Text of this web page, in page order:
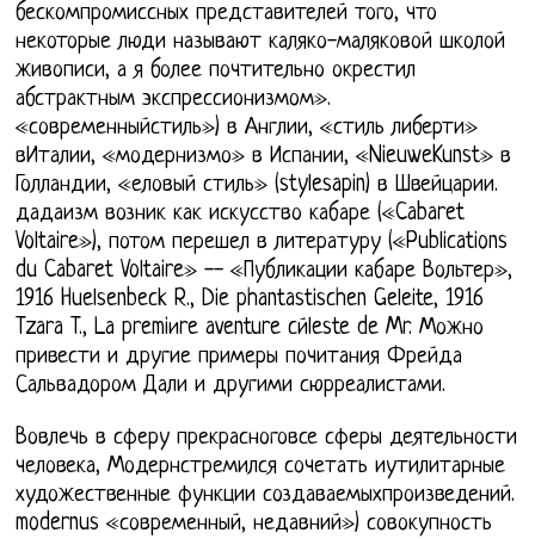
бескомпромиссных представителей того, что
некоторые люди называют каляко-маляковой школой
живописи, а я более почтительно окрестил
абстрактным экспрессионизмом».
«современныйстиль») в Англии, «стиль либерти»
вИталии, «модернизмо» в Испании, «NieuweKunst» в
Голландии, «еловый стиль» (stylesapin) в Швейцарии.
дадаизм возник как искусство кабаре («Cabaret
Voltaire»), потом перешел в литературу («Publications
du Cabaret Voltaire» -- «Публикации кабаре Вольтер»,
1916 Huelsenbeck R., Die phantastischen Geleite, 1916
Tzara T., La premiиre aventure cйleste de Mr. Можно
привести и другие примеры почитания Фрейда
Сальвадором Дали и другими сюрреалистами.
Вовлечь в сферу прекрасноговсе сферы деятельности
человека, Модернстремился сочетать иутилитарные
художественные функции создаваемыхпроизведений.
modernus «современный, недавний») совокупность